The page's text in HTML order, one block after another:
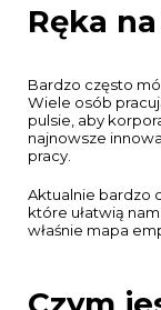
Ręka
Bardzo często
Wiele osób
pulsie, aby
najnowsze
pracy.
Aktualnie bardzo
które ułatwią
właśnie mapa